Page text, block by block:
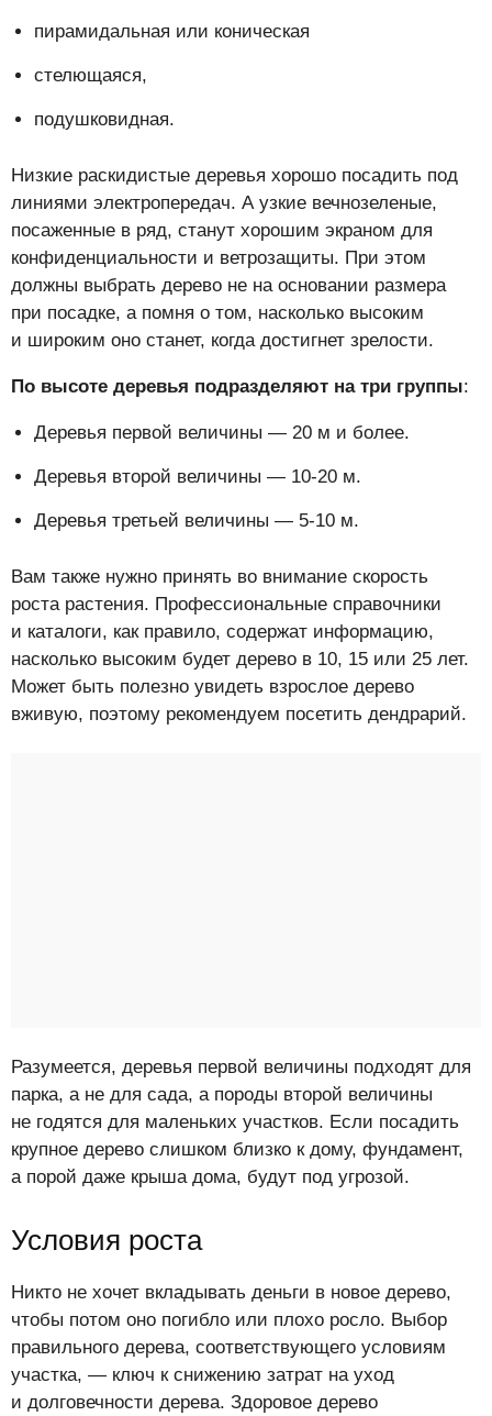
пирамидальная или коническая
стелющаяся,
подушковидная.
Низкие раскидистые деревья хорошо посадить под
линиями электропередач. А узкие вечнозеленые,
посаженные в ряд, станут хорошим экраном для
конфиденциальности и ветрозащиты. При этом
должны выбрать дерево не на основании размера
при посадке, а помня о том, насколько высоким
и широким оно станет, когда достигнет зрелости.
По высоте деревья подразделяют на три группы:
Деревья первой величины — 20 м и более.
Деревья второй величины — 10-20 м.
Деревья третьей величины — 5-10 м.
Вам также нужно принять во внимание скорость
роста растения. Профессиональные справочники
и каталоги, как правило, содержат информацию,
насколько высоким будет дерево в 10, 15 или 25 лет.
Может быть полезно увидеть взрослое дерево
вживую, поэтому рекомендуем посетить дендрарий.
Разумеется, деревья первой величины подходят для
парка, а не для сада, а породы второй величины
не годятся для маленьких участков. Если посадить
крупное дерево слишком близко к дому, фундамент,
а порой даже крыша дома, будут под угрозой.
Условия роста
Никто не хочет вкладывать деньги в новое дерево,
чтобы потом оно погибло или плохо росло. Выбор
правильного дерева, соответствующего условиям
участка, — ключ к снижению затрат на уход
и долговечности дерева. Здоровое дерево